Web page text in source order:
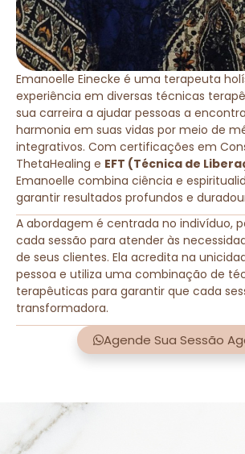
Emanoelle Einecke é uma terapeuta
experiência em diversas técnicas
sua carreira a ajudar pessoas a
harmonia em suas vidas por meio de
integrativos. Com certificações em
ThetaHealing e EFT (Técnica de
Emanoelle combina ciência e
garantir resultados profundos e
A abordagem é centrada no indivíduo,
cada sessão para atender às
de seus clientes. Ela acredita na
pessoa e utiliza uma combinação de
terapêuticas para garantir que cada
transformadora.
Agende Sua Sessão